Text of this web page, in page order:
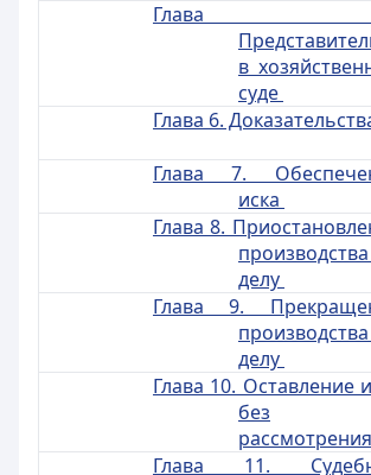
Глава
в
суде
Глава 6.
Глава 7.
иска
Глава 8.
делу
Глава 9.
делу
Глава 10. Оставление
без
рассмотрения
Глава 11.